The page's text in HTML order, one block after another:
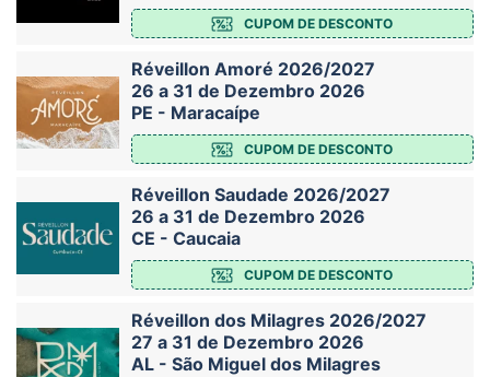
CUPOM DE DESCONTO
Réveillon Amoré 2026/2027
26 a 31 de Dezembro 2026
PE - Maracaípe
CUPOM DE DESCONTO
Réveillon Saudade 2026/2027
26 a 31 de Dezembro 2026
CE - Caucaia
CUPOM DE DESCONTO
Réveillon dos Milagres 2026/2027
27 a 31 de Dezembro 2026
AL - São Miguel dos Milagres